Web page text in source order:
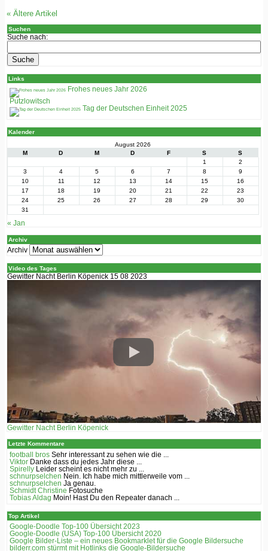
«Ältere Artikel
Suchen
Suche nach:
Links
Frohes neues Jahr 2026
Putzlowitsch
Tag der Deutschen Einheit 2025
Kalender
August 2026
M
D M D F S
S
1
2
3
4 5 6 7 8
9
10
11 12 13 14 15
16
17
18 19 20 21 22
23
24
25 26 27 28 29
30
31
« Jan
Archiv
Archiv
Video des Tages
Gewitter Nacht Berlin Köpenick 15 08 2023
Gewitter Nacht Berlin Köpenick
Letzte Kommentare
football bros Sehr interessant zu sehen wie die ...
Viktor Danke dass du jedes Jahr diese ...
Spirelly
Leider scheint es nicht mehr zu ...
schnurpselchen Nein. Ich habe mich mittlerweile vom ...
schnurpselchen Ja genau.
Schmidt Christine Fotosuche
Tobias Aldag Moin! Hast Du den Repeater danach ...
Top Artikel
Google-Doodle Top-100 Übersicht 2023
Google-Doodle (USA) Top-100 Übersicht 2020
Google Bilder-Liste – ein neues Bookmarklet für die Google Bildersuche
bilderr.соm stürmt mit Hotlinks die Google-Bildersuche